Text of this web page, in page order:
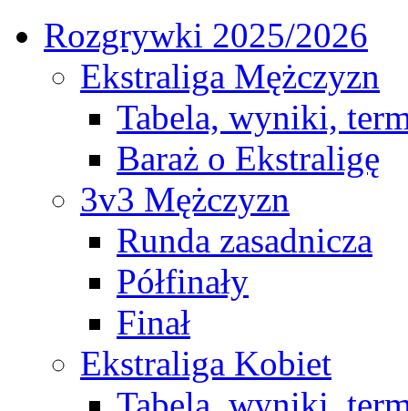
Rozgrywki 2025/2026
Ekstraliga Mężczyzn
Tabela, wyniki,
Baraż o Ekstraligę
3v3 Mężczyzn
Runda zasadnicza
Półfinały
Finał
Ekstraliga Kobiet